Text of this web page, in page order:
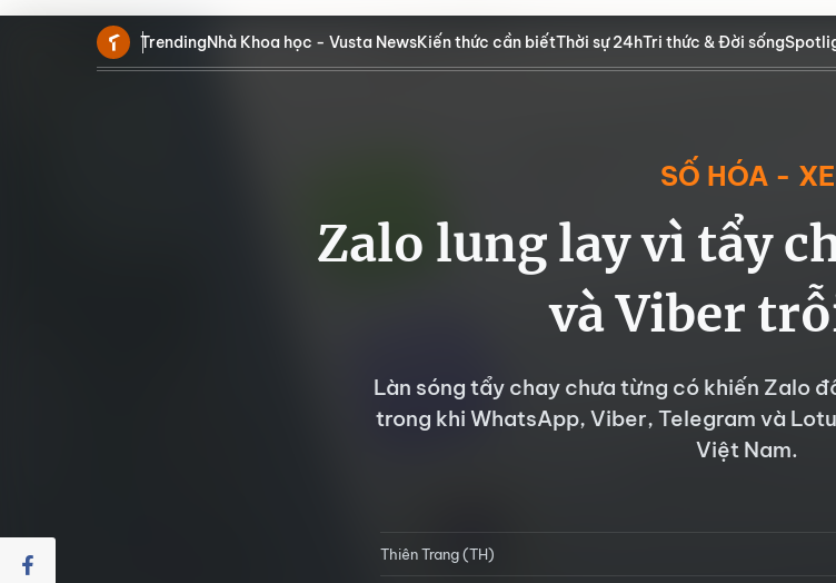
TrendingNhà Khoa học - Vusta NewsKiến thức cần biếtThời sự 24hTri thức & Đời sống
SỐ HÓA - XE
Zalo lung lay vì tẩy
và Viber
Làn sóng tẩy chay chưa từng có khiến Zalo
trong khi WhatsApp, Viber, Telegram và
Việt Nam.
Thiên Trang (TH)